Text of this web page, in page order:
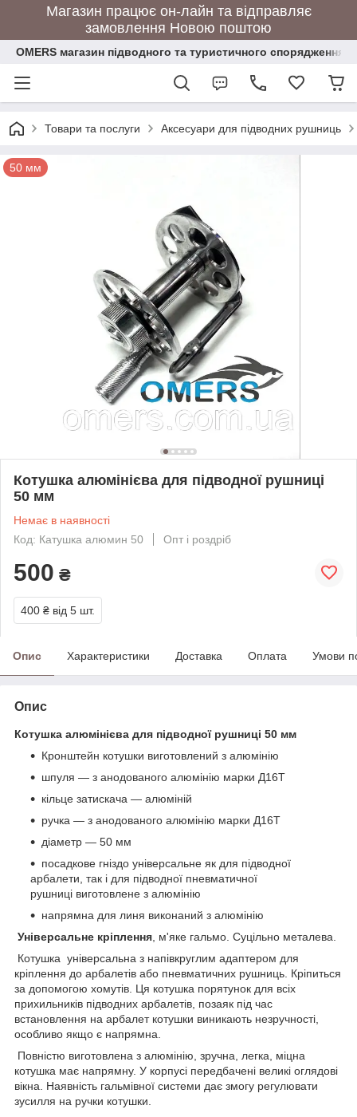
Магазин працює он-лайн та відправляє
замовлення Новою поштою
OMERS магазин підводного та туристичного спорядження
Товари та послуги Аксесуари для підводних рушниць
50 мм
Котушка алюмінієва для підводної рушниці
50 мм
Немає в наявності
Код: Катушка алюмин 50
Опт і роздріб
500 ₴
400 ₴ від 5 шт.
Опис Характеристики Доставка Оплата Умови
Опис
Котушка алюмінієва для підводної рушниці 50 мм
Кронштейн котушки виготовлений з алюмінію
шпуля — з анодованого алюмінію марки Д16Т
кільце затискача — алюміній
ручка — з анодованого алюмінію марки Д16Т
діаметр — 50 мм
посадкове гніздо універсальне як для підводної
арбалети, так і для підводної пневматичної
рушниці виготовлене з алюмінію
напрямна для линя виконаний з алюмінію
Універсальне кріплення , м'яке гальмо. Суцільно металева.
Котушка універсальна з напівкруглим адаптером для
кріплення до арбалетів або пневматичних рушниць. Кріпиться
за допомогою хомутів. Ця котушка порятунок для всіх
прихильників підводних арбалетів, позаяк під час
встановлення на арбалет котушки виникають незручності,
особливо якщо є напрямна.
Повністю виготовлена з алюмінію, зручна, легка, міцна
котушка має напрямну. У корпусі передбачені великі оглядові
вікна. Наявність гальмівної системи дає змогу регулювати
зусилля на ручки котушки.